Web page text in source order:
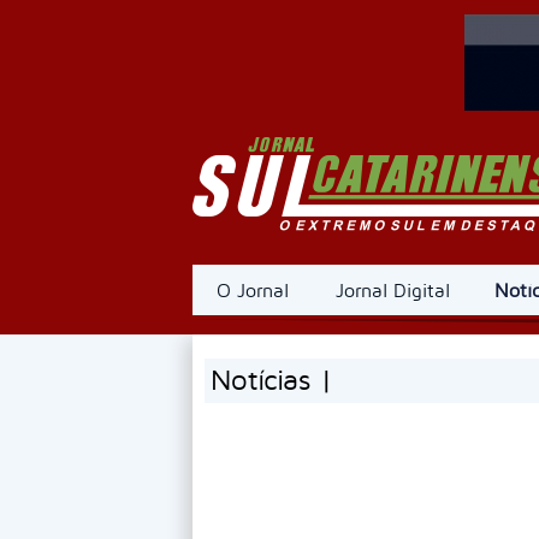
O Jornal Jornal Digital
Notícias |